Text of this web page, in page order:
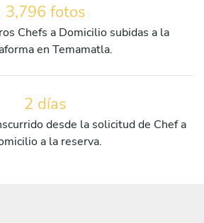
3,796 fotos
Chefs a Domicilio subidas a la
en Temamatla.
2 días
desde la solicitud de Chef a
a la reserva.